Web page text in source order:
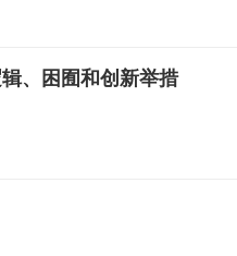
、困囿和创新举措